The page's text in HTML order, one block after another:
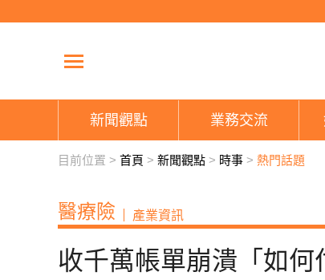
新聞觀點 業務交流
目前位置 > 首頁 > 新聞觀點 > 時事 > 熱門話題
醫療險 產業資訊
收千萬帳單崩潰「如